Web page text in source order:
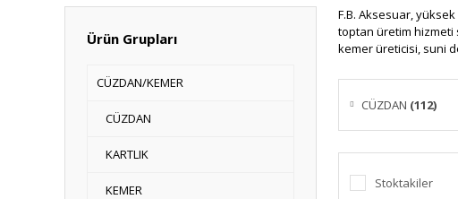
Ürün Grupları
CÜZDAN/KEMER
CÜZDAN
KARTLIK
KEMER
F.B. Aksesuar,
toptan üretim hizmeti
kemer üreticisi, suni
CÜZDAN (112)
Stoktakiler